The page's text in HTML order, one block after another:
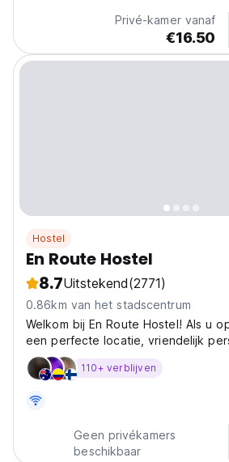
Privé-kamer vanaf
€16.50
Hostel
En Route Hostel
8.7Uitstekend(2771)
0.86km van het stadscentrum
Welkom bij En Route Hostel! Als u
een perfecte locatie, vriendelijk
onvergetelijke ti
110+ verblijven
Geen privékamers
beschikbaar